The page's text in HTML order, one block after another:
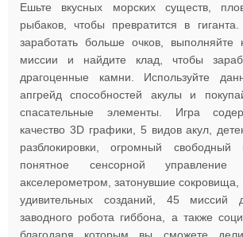
Ешьте вкусных морских существ,
рыбаков, чтобы превратится в
заработать больше очков, выполняйте
миссии и найдите клад, чтобы
драгоценные камни. Используйте
апгрейд способностей акулы и
спасательные элементы. Игра
качество 3D графики, 5 видов акул,
разблокировки, огромный свободный
понятное сенсорной
акселерометром, затонувшие сокровища,
удивительных созданий, 45 миссий
заводного робота гиббона, а также